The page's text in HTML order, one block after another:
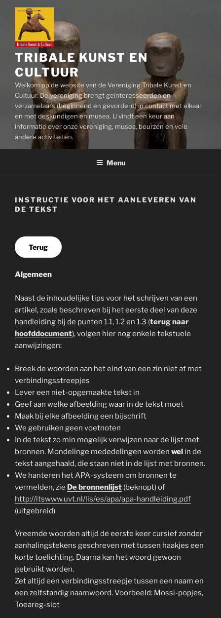
inhoud
TRIBALE KUNST EN
CULTUUR
Welkom op de website van de Vereniging Tribale Kunst en
Cultuur. De vereniging brengt geïnteresseerden en
verzamelaars (beginnend en gevorderd) in contact met elkaar
en met deskundigen en musea. U vindt een keur aan
informatie over onze vereniging, musea, beurzen en vele
andere activiteiten.
Menu
INSTRUCTIE VOOR HET AANLEVEREN VAN
DE TEKST
Terug
Algemeen
Naast de inhoudelijke tips voor het schrijven van een
artikel, zoals beschreven bij het eerste deel van deze
handleiding bij de punten 1.1, 1.2 en 1.3 (terug naar
hoofddocument), volgen hier nog enkele tekstuele
aanwijzingen:
Breek de woorden aan het eind van een zin niet af met
verbindingsstreepjes
Lever een niet-opgemaakte tekst in
Geef aan welke afbeelding waar in de tekst moet
Maak bij elke afbeelding een bijschrift
We gebruiken geen voetnoten
In de tekst zo min mogelijk verwijzen naar de lijst met
bronnen. Mondelinge mededelingen worden wel in de
tekst aangehaald, die staan niet in de lijst met bronnen.
We hanteren het APA-systeem om bronnen te
vermelden, zie De bronnenlijst (beknopt) of
http://itswww.uvt.nl/lis/es/apa/apa-handleiding.pdf
(uitgebreid)
Vreemde woorden altijd de eerste keer cursief zonder
aanhalingstekens geschreven met tussen haakjes een
korte toelichting. Daarna kan het woord gewoon
gebruikt worden.
Zet altijd een verbindingsstreepje tussen een naam en
een zelfstandig naamwoord. Voorbeeld: Mossi-popjes,
Toeareg-slot